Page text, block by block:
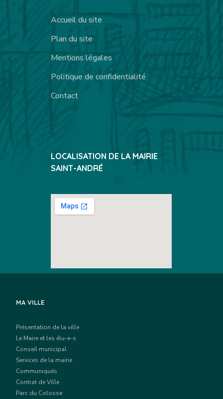
Accueil du site
Plan du site
Mentions légales
Politique de confidentialité
Contact
LOCALISATION DE LA MAIRIE
SAINT-ANDRÉ
MA VILLE
Présentation de la ville
Le Maire et les élu-e-s
Conseil municipal
Services de la mairie
Communiqués
Contrat de Ville
Parc du Colosse